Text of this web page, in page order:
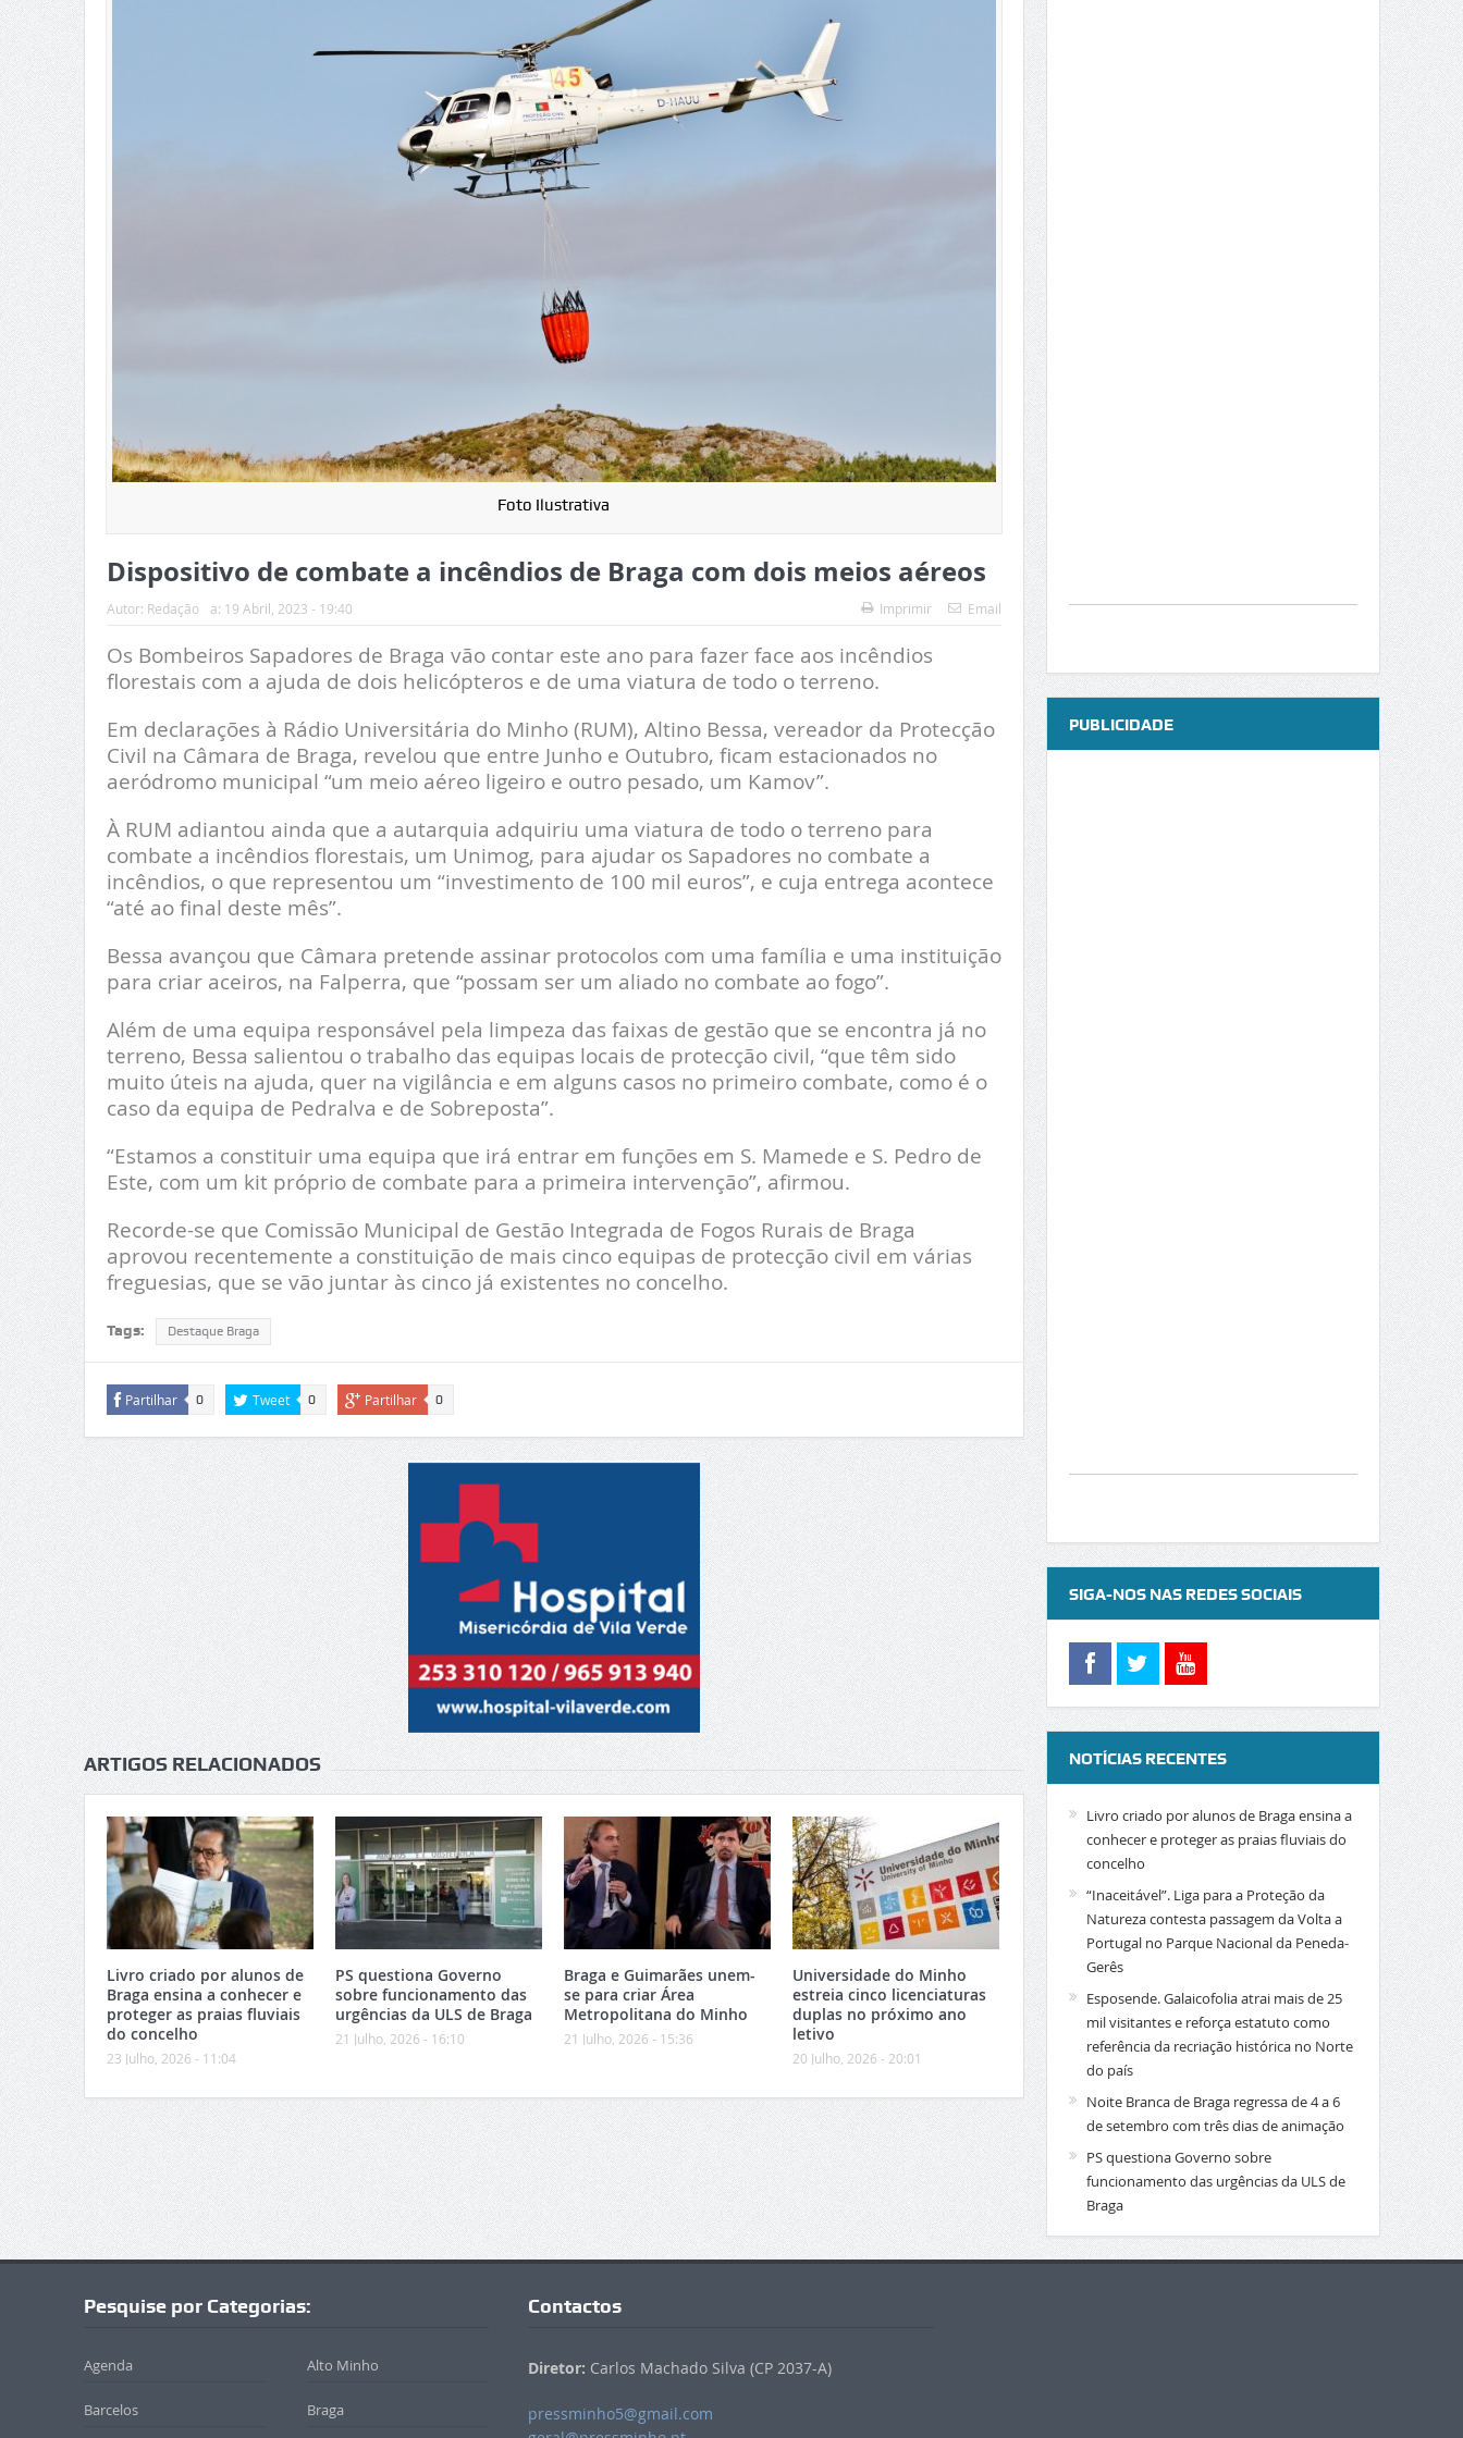
Foto Ilustrativa
Dispositivo de combate a incêndios de Braga com dois meios aéreos
Autor: Redação a: 19 Abril, 2023 - 19:40 Imprimir Email
Os Bombeiros Sapadores de Braga vão contar este ano para fazer face aos incêndios
florestais com a ajuda de dois helicópteros e de uma viatura de todo o terreno.
Em declarações à Rádio Universitária do Minho (RUM), Altino Bessa, vereador da Protecção
Civil na Câmara de Braga, revelou que entre Junho e Outubro, ficam estacionados no
aeródromo municipal “um meio aéreo ligeiro e outro pesado, um Kamov”.
À RUM adiantou ainda que a autarquia adquiriu uma viatura de todo o terreno para
combate a incêndios florestais, um Unimog, para ajudar os Sapadores no combate a
incêndios, o que representou um “investimento de 100 mil euros”, e cuja entrega acontece
“até ao final deste mês”.
Bessa avançou que Câmara pretende assinar protocolos com uma família e uma instituição
para criar aceiros, na Falperra, que “possam ser um aliado no combate ao fogo”.
Além de uma equipa responsável pela limpeza das faixas de gestão que se encontra já no
terreno, Bessa salientou o trabalho das equipas locais de protecção civil, “que têm sido
muito úteis na ajuda, quer na vigilância e em alguns casos no primeiro combate, como é o
caso da equipa de Pedralva e de Sobreposta”.
“Estamos a constituir uma equipa que irá entrar em funções em S. Mamede e S. Pedro de
Este, com um kit próprio de combate para a primeira intervenção”, afirmou.
Recorde-se que Comissão Municipal de Gestão Integrada de Fogos Rurais de Braga
aprovou recentemente a constituição de mais cinco equipas de protecção civil em várias
freguesias, que se vão juntar às cinco já existentes no concelho.
Tags: Destaque Braga
Partilhar 0 Tweet 0 Partilhar 0
ARTIGOS RELACIONADOS
Livro criado por alunos de
Braga ensina a conhecer e
proteger as praias fluviais
do concelho
23 Julho, 2026 - 11:04
PS questiona Governo
sobre funcionamento das
urgências da ULS de Braga
21 Julho, 2026 - 16:10
Braga e Guimarães unem-
se para criar Área
Metropolitana do Minho
21 Julho, 2026 - 15:36
Universidade do Minho
estreia cinco licenciaturas
duplas no próximo ano
letivo
20 Julho, 2026 - 20:01
PUBLICIDADE
SIGA-NOS NAS REDES SOCIAIS
NOTÍCIAS RECENTES
Livro criado por alunos de Braga ensina a
conhecer e proteger as praias fluviais do
concelho
“Inaceitável”. Liga para a Proteção da
Natureza contesta passagem da Volta a
Portugal no Parque Nacional da Peneda-
Gerês
Esposende. Galaicofolia atrai mais de 25
mil visitantes e reforça estatuto como
referência da recriação histórica no Norte
do país
Noite Branca de Braga regressa de 4 a 6
de setembro com três dias de animação
PS questiona Governo sobre
funcionamento das urgências da ULS de
Braga
Pesquise por Categorias:
Agenda Alto Minho
Barcelos Braga
Contactos
Diretor: Carlos Machado Silva (CP 2037-A)
pressminho5@gmail.com